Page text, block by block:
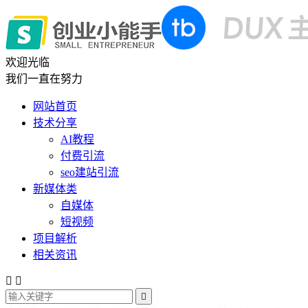
欢迎光临
我们一直在努力
网站首页
技术分享
AI教程
付费引流
seo建站引流
新媒体类
自媒体
短视频
项目解析
相关资讯
 
